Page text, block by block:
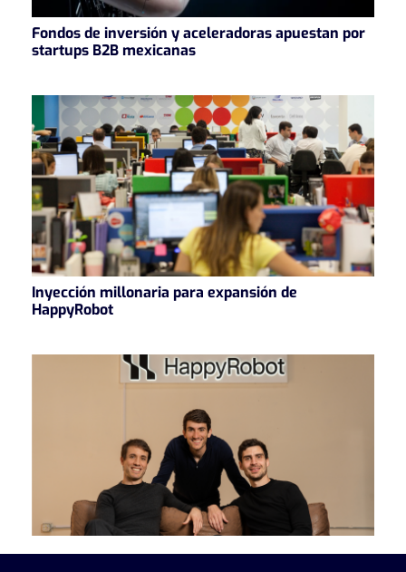
Fondos de inversión y aceleradoras apuestan por
startups B2B mexicanas
Inyección millonaria para expansión de
HappyRobot